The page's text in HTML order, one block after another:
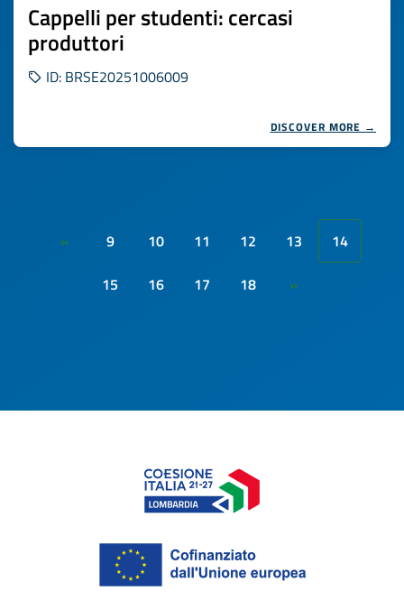
Cappelli per studenti: cercasi
produttori
ID: BRSE20251006009
DISCOVER MORE →
« 9 10 11 12 13
14
15
16 17 18 »